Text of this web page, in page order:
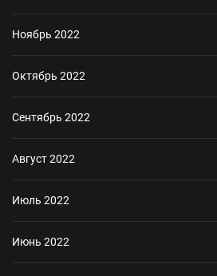
Ноябрь 2022
Октябрь 2022
Сентябрь 2022
Август 2022
Июль 2022
Июнь 2022